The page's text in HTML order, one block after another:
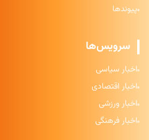
پیوندها
سرویس‌ها
اخبار سیاسی
اخبار اقتصادی
اخبار ورزشی
اخبار فرهنگی